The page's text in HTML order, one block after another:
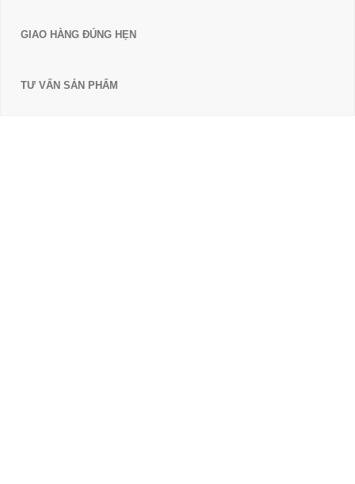
GIAO HÀNG ĐÚNG HẸN
TƯ VẤN SẢN PHẨM